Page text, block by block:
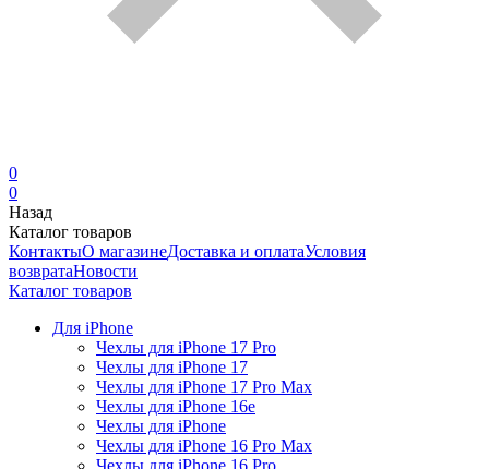
0
0
Назад
Каталог товаров
КонтактыО магазинеДоставка и оплатаУсловия
возвратаНовости
Каталог товаров
Для iPhone
Чехлы для iPhone 17 Pro
Чехлы для iPhone 17
Чехлы для iPhone 17 Pro Max
Чехлы для iPhone 16e
Чехлы для iPhone
Чехлы для iPhone 16 Pro Max
Чехлы для iPhone 16 Pro